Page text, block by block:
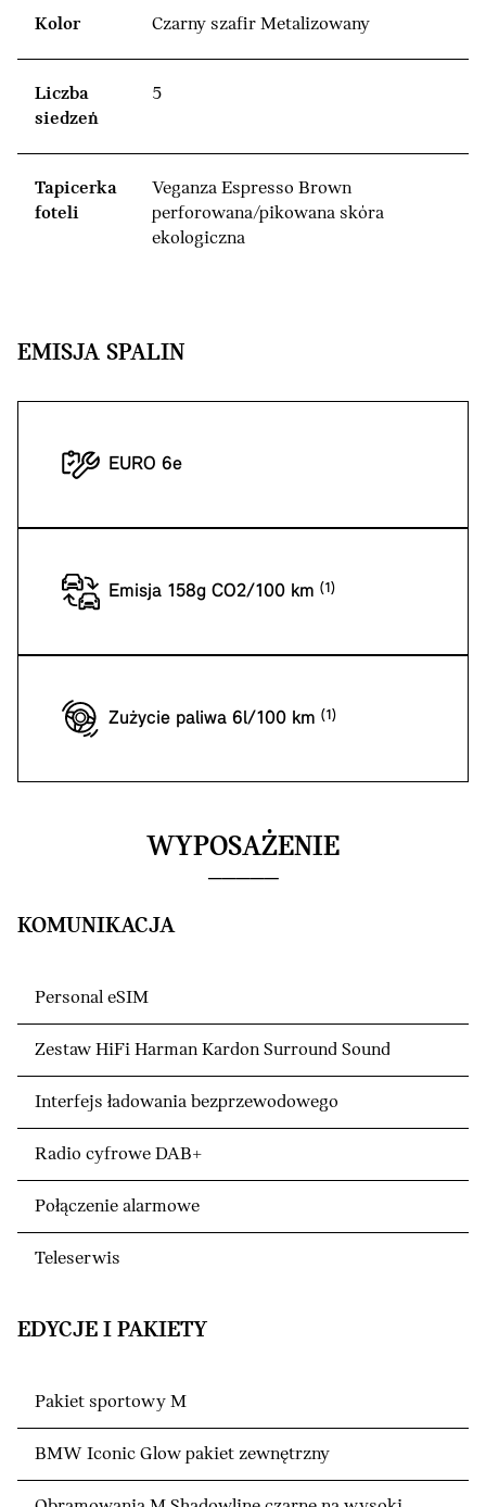
Kolor Czarny szafir Metalizowany
Liczba
siedzeń
5
Tapicerka
foteli
Veganza Espresso Brown
perforowana/pikowana skóra
ekologiczna
EMISJA SPALIN
EURO 6e
Emisja 158g CO2/100 km
Zużycie paliwa 6l/100 km
WYPOSAŻENIE
KOMUNIKACJA
Personal eSIM
Zestaw HiFi Harman Kardon Surround Sound
Interfejs ładowania bezprzewodowego
Radio cyfrowe DAB+
Połączenie alarmowe
Teleserwis
EDYCJE I PAKIETY
Pakiet sportowy M
BMW Iconic Glow pakiet zewnętrzny